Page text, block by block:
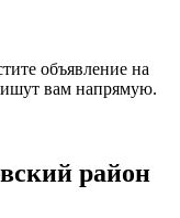
объявление на
вам напрямую.
район